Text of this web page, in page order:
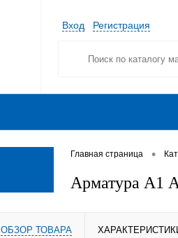
Вход Регистрация
Главная страница •
Арматура А1
ОБЗОР ТОВАРА